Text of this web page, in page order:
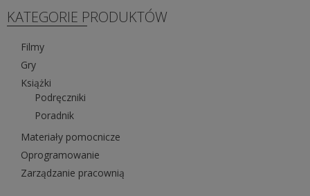
KATEGORIE PRODUKTÓW
Filmy
Gry
Książki
Podręczniki
Poradnik
Materiały pomocnicze
Oprogramowanie
Zarządzanie pracownią